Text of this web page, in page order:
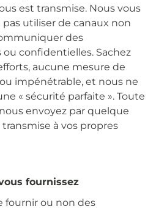
est transmise. Nous vous
utiliser de canaux non
des
confidentielles. Sachez
aucune mesure de
impénétrable, et nous ne
« sécurité parfaite ». Toute
envoyez par quelque
à vos propres
fournissez
fournir ou non des